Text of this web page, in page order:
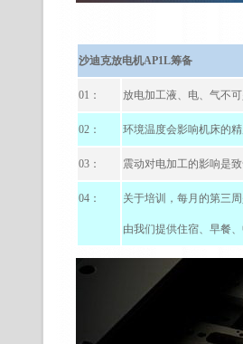
沙迪克放电机AP1L筹备
01 ： 放电加工液、电、气不
02： 环境温度会影响机床的
03： 震动对电加工的影响是
04： 关于培训，每月的第三
由我们提供住宿、早餐